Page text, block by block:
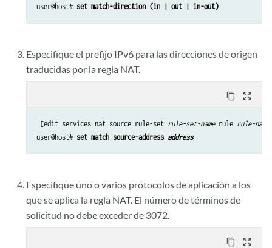
user@host# set match-direction (in | out | in-out)
Especifique el prefijo IPv6 para las direcciones de origen
traducidas por la regla NAT.
content_copy zoom_out_map
[edit services nat source rule-set rule-set-name rule rule-name
user@host# set match source-address address
Especifique uno o varios protocolos de aplicación a los
que se aplica la regla NAT. El número de términos de
solicitud no debe exceder de 3072.
content_copy zoom_out_map